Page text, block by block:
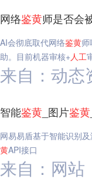
网络鉴黄师是否会
AI会彻底取代网络鉴黄
助。目前机器审核+人工
来自：动态
智能鉴黄 _图片鉴黄
网易易盾基于智能识别
黄API接口
来自：网站